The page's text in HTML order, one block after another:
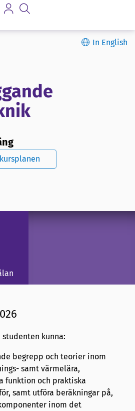
In English
studenten kunna:
begrepp och teorier inom
samt värmelära,
funktion och praktiska
samt utföra beräkningar på,
inom det